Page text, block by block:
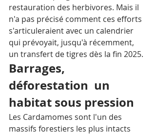
restauration des herbivores. Mais il
n'a pas précisé comment ces efforts
s'articuleraient avec un calendrier
qui prévoyait, jusqu'à récemment,
un transfert de tigres dès la fin 2025.
Barrages,
déforestation  un
habitat sous pression
Les Cardamomes sont l'un des
massifs forestiers les plus intacts